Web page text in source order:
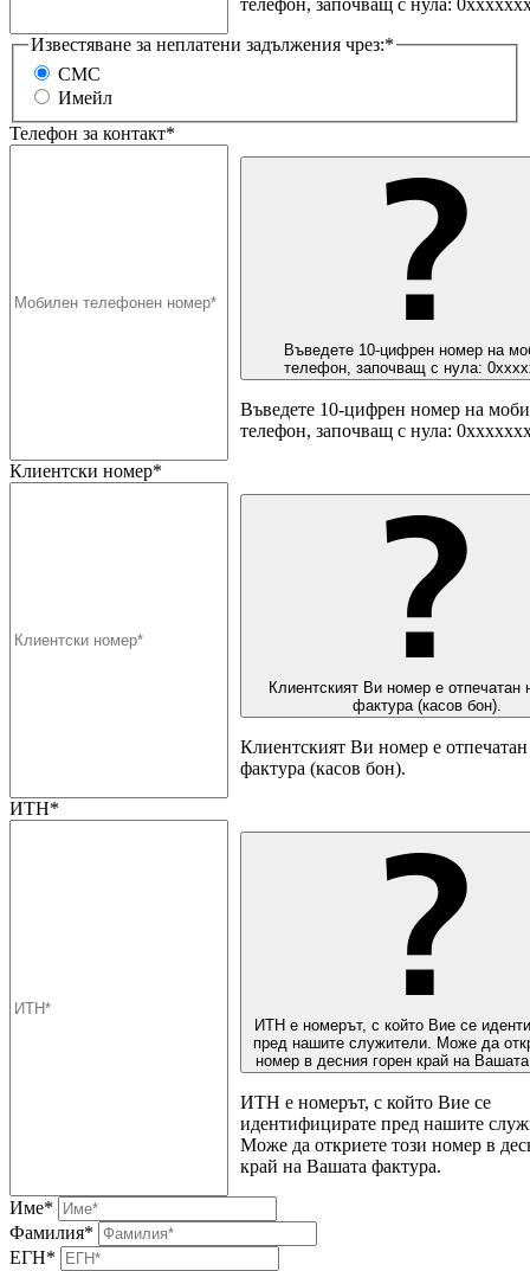
Известяване за неплатени задължения чрез:*
СМС
Имейл
Телефон за контакт*
Въведете 10-цифрен номер на
телефон, започващ с нула:
Въведете 10-цифрен номер на
телефон, започващ с нула:
Клиентски номер*
Клиентският Ви номер е отпечатан
фактура (касов бон).
Клиентският Ви номер е отпечатан
фактура (касов бон).
ИТН*
ИТН е номерът, с който Вие се
пред нашите служители. Може да
номер в десния горен край на
ИТН е номерът, с който Вие се
идентифицирате пред нашите
Може да откриете този номер в
край на Вашата фактура.
Име*
Фамилия*
ЕГН*